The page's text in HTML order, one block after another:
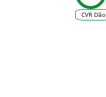
CVR Dão